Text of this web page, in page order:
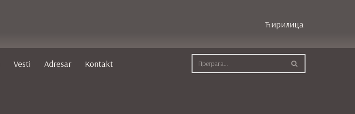
Ћирилица
Vesti Adresar Kontakt